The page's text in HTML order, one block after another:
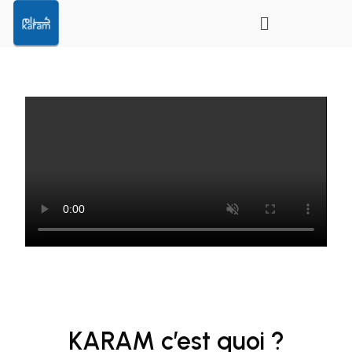
KARAM c’est quoi ?